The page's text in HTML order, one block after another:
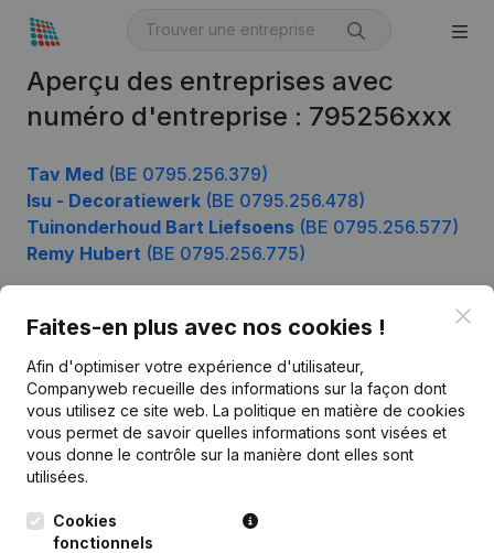
Aperçu des entreprises avec
numéro d'entreprise : 795256xxx
Tav Med (BE 0795.256.379)
Isu - Decoratiewerk (BE 0795.256.478)
Tuinonderhoud Bart Liefsoens (BE 0795.256.577)
Remy Hubert (BE 0795.256.775)
Faites-en plus avec nos cookies !
Afin d'optimiser votre expérience d'utilisateur,
Companyweb recueille des informations sur la façon dont
vous utilisez ce site web. La politique en matière de cookies
vous permet de savoir quelles informations sont visées et
vous donne le contrôle sur la manière dont elles sont
utilisées.
Cookies
fonctionnels
Français
Leuvensesteenweg
248D,
Produit
Informations d’entreprise
Monitoring
Recherche internationale